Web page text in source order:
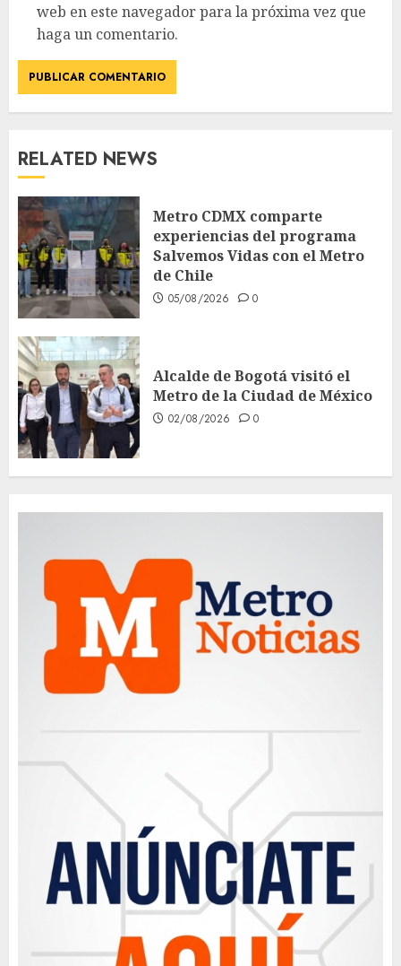
web en este navegador para la próxima vez que
haga un comentario.
RELATED NEWS
Metro CDMX comparte
experiencias del programa
Salvemos Vidas con el Metro
de Chile
05/08/2026 0
Alcalde de Bogotá visitó el
Metro de la Ciudad de México
02/08/2026 0